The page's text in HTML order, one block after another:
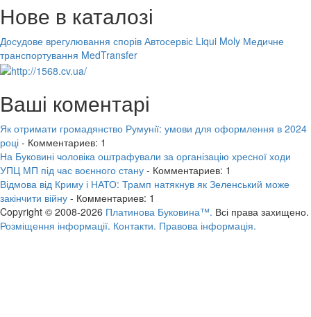
Нове в каталозі
Досудове врегулювання спорів Автосервіс Liqui Moly Медичне
транспортування MedTransfer
Ваші коментарі
Як отримати громадянство Румунії: умови для оформлення в 2024
році - Комментариев: 1
На Буковині чоловіка оштрафували за організацію хресної ходи
УПЦ МП під час воєнного стану - Комментариев: 1
Відмова від Криму і НАТО: Трамп натякнув як Зеленський може
закінчити війну - Комментариев: 1
Copyright © 2008-2026 Платинова Буковина™. Всі права захищено.
Розміщення інформації. Контакти. Правова інформація.